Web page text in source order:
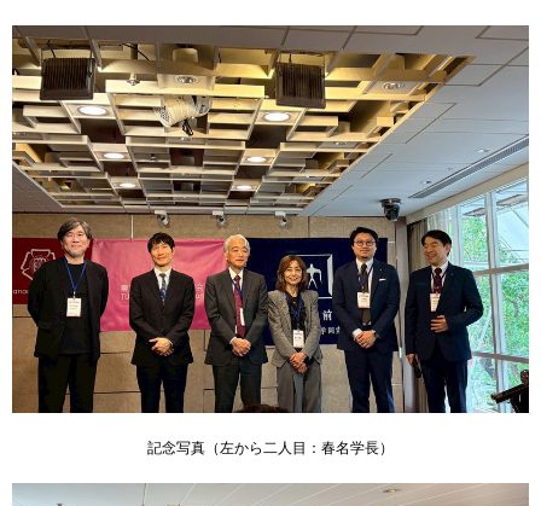
を
す
る
お
問
い
わ
せ
交
通
教
職
員
専
用
記念写真（左から二人目：春名学長）